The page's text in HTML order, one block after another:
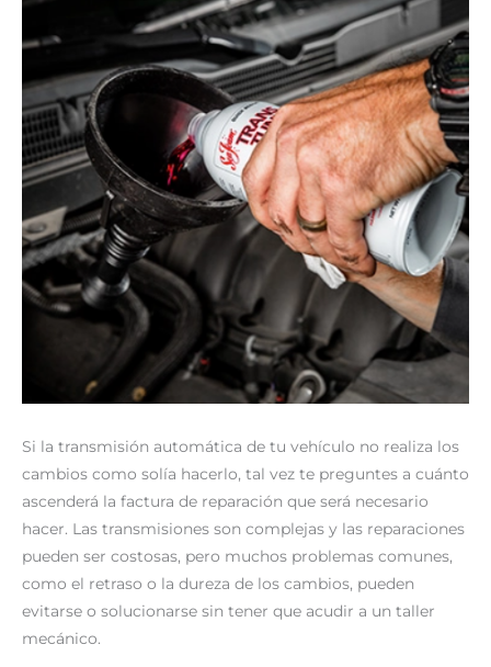
Si la transmisión automática de tu vehículo no realiza los
cambios como solía hacerlo, tal vez te preguntes a cuánto
ascenderá la factura de reparación que será necesario
hacer. Las transmisiones son complejas y las reparaciones
pueden ser costosas, pero muchos problemas comunes,
como el retraso o la dureza de los cambios, pueden
evitarse o solucionarse sin tener que acudir a un taller
mecánico.